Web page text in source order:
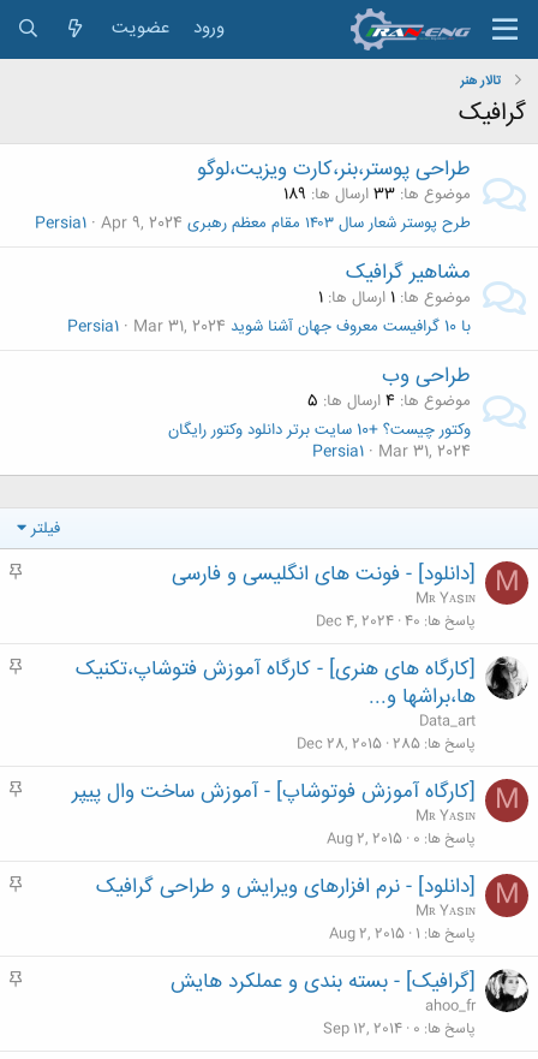
ورود عضویت
تالار هنر
گرافیک
طراحی پوستر،بنر،کارت ویزیت،لوگو
موضوع ها 33ارسال ها 189
طرح پوستر شعار سال ۱۴۰۳ مقام معظم رهبری
Apr 9, 2024
Persia1
مشاهیر گرافیک
موضوع ها 1 ارسال ها 1
با 10 گرافیست معروف جهان آشنا شوید
Mar 31, 2024
Persia1
طراحی وب
موضوع ها 4ارسال ها 5
وکتور چیست؟ +10 سایت برتر دانلود وکتور رایگان
Mar 31, 2024
Persia1
فیلتر
M
م
[دانلود] - فونت های انگلیسی و فارسی
Mʀ Yᴀsɪɴ
پاسخ ها 40
Dec 4, 2024
م
[کارگاه های هنری] - کارگاه آموزش فتوشاپ،تکنیک
ها،براشها و...
Data_art
پاسخ ها 285
Dec 28, 2015
M
م
[کارگاه آموزش فوتوشاپ] - آموزش ساخت وال پیپر
Mʀ Yᴀsɪɴ
پاسخ ها 0
Aug 2, 2015
M
م
[دانلود] - نرم افزارهای ویرایش و طراحی گرافیک
Mʀ Yᴀsɪɴ
پاسخ ها 1
Aug 2, 2015
م
[گرافیک] - بسته بندی و عملکرد هایش
ahoo_fr
پاسخ ها 0
Sep 12, 2014